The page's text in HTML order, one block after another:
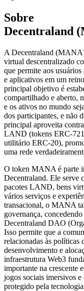
Sobre
Decentraland
A Decentraland
virtual descentralizado
que permite aos
e aplicativos em um
principal objetivo é
compartilhado e aberto,
e os ativos no mundo
dos participantes, e não
principal aproveita
LAND (tokens ERC-
utilitário ERC-20),
uma rede
O token MANA é parte
Decentraland. Ele serve
pacotes LAND, bens
vários serviços e
transacional, o MANA
governança,
Decentraland DAO
Isso permite que a
relacionadas às políticas
desenvolvimento e
infraestrutura Web3
importante na crescente
jogos sociais imersivos
protegido pela